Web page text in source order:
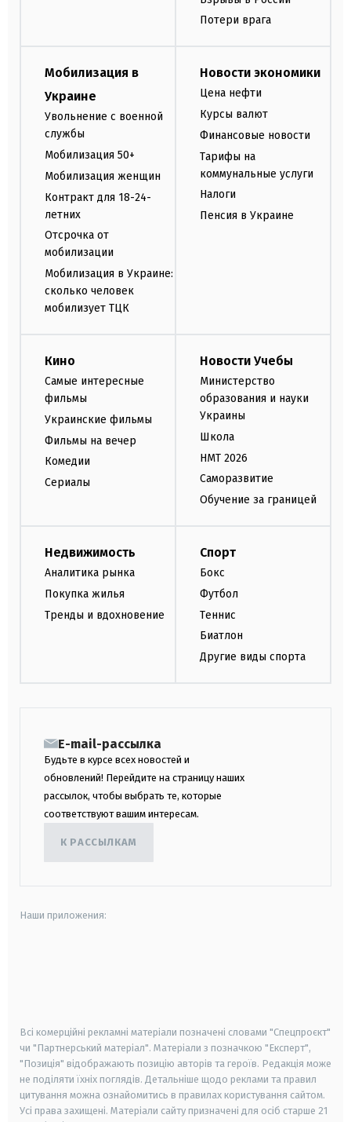
Потери врага
Мобилизация в
Украине
Увольнение с военной
службы
Мобилизация 50+
Мобилизация женщин
Контракт для 18-24-
летних
Отсрочка от
мобилизации
Мобилизация в Украине:
сколько человек
мобилизует ТЦК
Новости экономики
Цена нефти
Курсы валют
Финансовые новости
Тарифы на
коммунальные услуги
Налоги
Пенсия в Украине
Кино
Самые интересные
фильмы
Украинские фильмы
Фильмы на вечер
Комедии
Сериалы
Новости Учебы
Министерство
образования и науки
Украины
Школа
НМТ 2026
Саморазвитие
Обучение за границей
Недвижимость
Аналитика рынка
Покупка жилья
Тренды и вдохновение
Спорт
Бокс
Футбол
Теннис
Биатлон
Другие виды спорта
E-mail-рассылка
Будьте в курсе всех новостей и
обновлений! Перейдите на страницу наших
рассылок, чтобы выбрать те, которые
соответствуют вашим интересам.
К РАССЫЛКАМ
Наши приложения:
Всі комерційні рекламні матеріали позначені словами "Спецпроєкт"
чи "Партнерський матеріал". Матеріали з позначкою "Експерт",
"Позиція" відображають позицію авторів та героїв. Редакція може
не поділяти їхніх поглядів. Детальніше щодо реклами та правил
цитування можна ознайомитись в правилах користування сайтом.
Усі права захищені. Матеріали сайту призначені для осіб старше 21